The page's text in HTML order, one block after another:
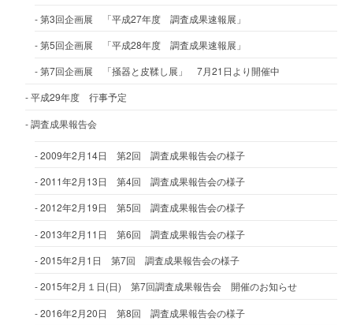
第3回企画展 「平成27年度 調査成果速報展」
第5回企画展 「平成28年度 調査成果速報展」
第7回企画展 「掻器と皮鞣し展」 7月21日より開催中
平成29年度 行事予定
調査成果報告会
2009年2月14日 第2回 調査成果報告会の様子
2011年2月13日 第4回 調査成果報告会の様子
2012年2月19日 第5回 調査成果報告会の様子
2013年2月11日 第6回 調査成果報告会の様子
2015年2月1日 第7回 調査成果報告会の様子
2015年2月１日(日) 第7回調査成果報告会 開催のお知らせ
2016年2月20日 第8回 調査成果報告会の様子